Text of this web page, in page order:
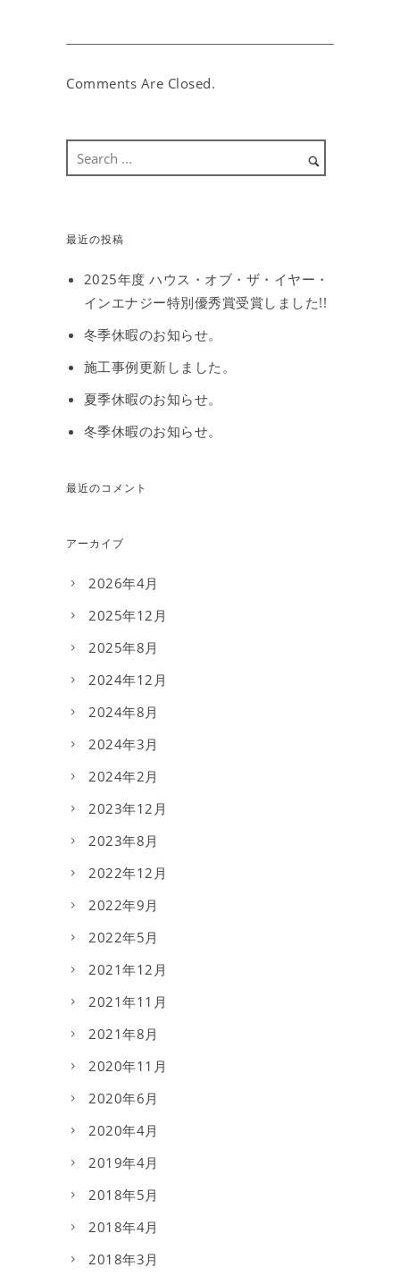
Comments Are Closed.
最近の投稿
2025年度 ハウス・オブ・ザ・イヤー・
インエナジー特別優秀賞受賞しました!!
冬季休暇のお知らせ。
施工事例更新しました。
夏季休暇のお知らせ。
冬季休暇のお知らせ。
最近のコメント
アーカイブ
2026年4月
2025年12月
2025年8月
2024年12月
2024年8月
2024年3月
2024年2月
2023年12月
2023年8月
2022年12月
2022年9月
2022年5月
2021年12月
2021年11月
2021年8月
2020年11月
2020年6月
2020年4月
2019年4月
2018年5月
2018年4月
2018年3月